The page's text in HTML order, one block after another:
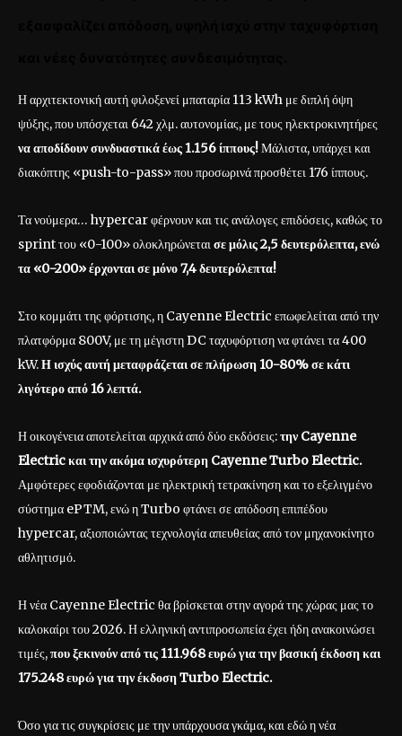
Η αρχιτεκτονική αυτή φιλοξενεί μπαταρία 113 kWh με διπλή όψη
ψύξης, που υπόσχεται 642 χλμ. αυτονομίας, με τους ηλεκτροκινητήρες
να αποδίδουν συνδυαστικά έως 1.156 ίππους!Μάλιστα, υπάρχει και
διακόπτης «push-to-pass» που προσωρινά προσθέτει 176 ίππους.
Τα νούμερα… hypercar φέρνουν και τις ανάλογες επιδόσεις, καθώς το
sprint του «0-100» ολοκληρώνεταισε μόλις 2,5 δευτερόλεπτα, ενώ
τα «0-200» έρχονται σε μόνο 7,4 δευτερόλεπτα!
Στο κομμάτι της φόρτισης, η Cayenne Electric επωφελείται από την
πλατφόρμα 800V, με τη μέγιστη DC ταχυφόρτιση να φτάνει τα 400
kW.Η ισχύς αυτή μεταφράζεται σε πλήρωση 10-80% σε κάτι
λιγότερο από 16 λεπτά.
Η οικογένεια αποτελείται αρχικά από δύο εκδόσεις:την Cayenne
Electric και την ακόμα ισχυρότερη Cayenne Turbo Electric.
Αμφότερες εφοδιάζονται με ηλεκτρική τετρακίνηση και το εξελιγμένο
σύστημα ePTM, ενώ η Turbo φτάνει σε απόδοση επιπέδου
hypercar, αξιοποιώντας τεχνολογία απευθείας από τον μηχανοκίνητο
αθλητισμό.
Η νέα Cayenne Electric θα βρίσκεται στην αγορά της χώρας μας το
καλοκαίρι του 2026. Η ελληνική αντιπροσωπεία έχει ήδη ανακοινώσει
τιμές,που ξεκινούν από τις 111.968 ευρώ για την βασική έκδοση και
175.248 ευρώ για την έκδοση Turbo Electric.
Όσο για τις συγκρίσεις με την υπάρχουσα γκάμα, και εδώ η νέα